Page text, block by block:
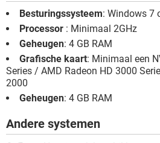
Besturingssysteem: Windows 7
Processor : Minimaal 2GHz
Geheugen: 4 GB RAM
Grafische kaart: Minimaal een
Series / AMD Radeon HD 3000
2000
Geheugen: 4 GB RAM
Andere systemen